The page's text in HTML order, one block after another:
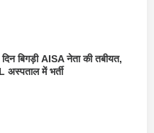
बिगड़ी AISA नेता की तबीयत,
अस्पताल में भर्ती